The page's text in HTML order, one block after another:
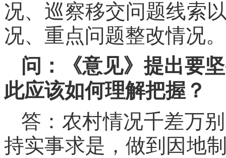
况、巡察移交问题线索
况、重点问题整改情况。
问：《意见》提出要
此应该如何理解把握？
答：农村情况千差万
持实事求是，做到因地